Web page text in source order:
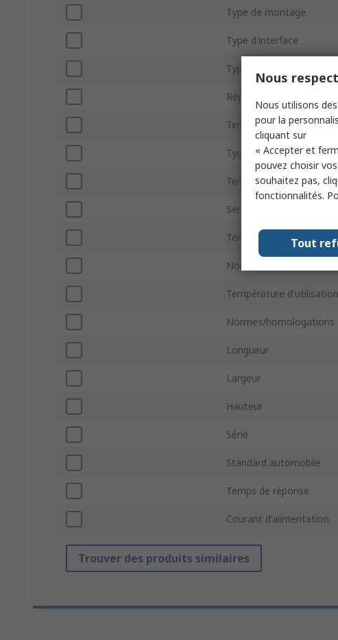
Type de montage
Type d'interface
Type magnétique
Réponse en fréquence
Tension d'alimentation
Type de Boitier
Tension d'alimentation
Sensibilité
Température minimum
Nombre de broches
Température
Normes/homologations
Longueur
Largeur
Hauteur
Série
Standard automobile
Temps de réponse
Courant d'alimentation
Trouver des produits similaires
Nous
Nous utilisons
pour la
cliquant sur
« Accepter et
pouvez choisir
souhaitez pas,
fonctionnalités.
Tout